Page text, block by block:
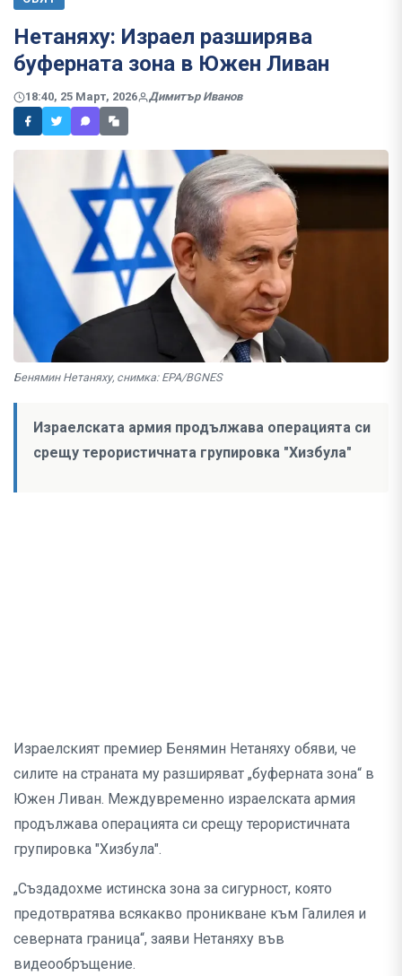
Нетаняху: Израел разширява
буферната зона в Южен Ливан
18:40, 25 Март, 2026 Димитър Иванов
Бенямин Нетаняху, снимка: EPA/BGNES
Израелската армия продължава операцията си
срещу терористичната групировка "Хизбула"
Израелският премиер Бенямин Нетаняху обяви, че
силите на страната му разширяват „буферната зона“ в
Южен Ливан. Междувременно израелската армия
продължава операцията си срещу терористичната
групировка "Хизбула".
„Създадохме истинска зона за сигурност, която
предотвратява всякакво проникване към Галилея и
северната граница“, заяви Нетаняху във
видеообръщение.